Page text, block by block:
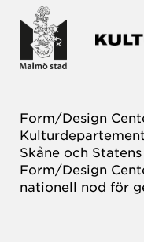
Form/Design
Skåne och
Form/Design
nationell nod för